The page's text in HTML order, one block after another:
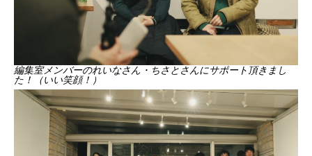
編集室メンバーのれいなさん・ちさとさんにサポート頂きまし
た！（いい笑顔！）